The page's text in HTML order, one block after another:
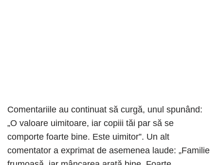
Comentariile au continuat să curgă, unul spunând:
„O valoare uimitoare, iar copiii tăi par să se
comporte foarte bine. Este uimitor”. Un alt
comentator a exprimat de asemenea laude: „Familie